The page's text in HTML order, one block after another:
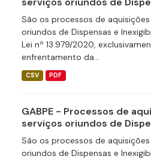
São os processos de
oriundos de Dispensas e
Lei nº 13.979/2020,
enfrentamento da...
CSV PDF
GABPE - Processos de
serviços oriundos de
São os processos de
oriundos de Dispensas e